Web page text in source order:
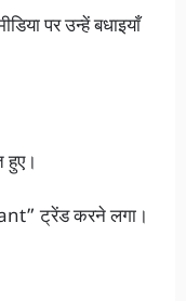
पर उन्हें बधाइयाँ
हुए।
ट्रेंड करने लगा।